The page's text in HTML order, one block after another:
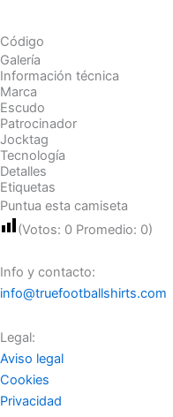
Código
Galería
Información técnica
Marca
Escudo
Patrocinador
Jocktag
Tecnología
Detalles
Etiquetas
Puntua esta camiseta
(Votos: 0 Promedio: 0)
Info y contacto:
info@truefootballshirts.com
Legal:
Aviso legal
Cookies
Privacidad